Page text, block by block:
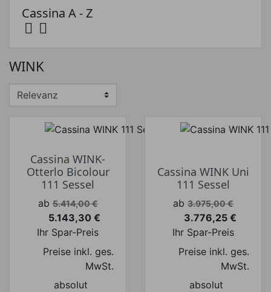
Preis von
Cassina A - Z
 
WINK
Cassina WINK-
Otterlo Bicolour
111 Sessel
Verkaufspreis
ab 5.414,00 €
Preis
5.143,30 €
Ihr Spar-Preis
Preise inkl. ges.
MwSt.
absolut
Cassina WINK Uni
111 Sessel
Verkaufspreis
ab 3.975,00 €
Preis
3.776,25 €
Ihr Spar-Preis
Preise inkl. ges.
MwSt.
absolut